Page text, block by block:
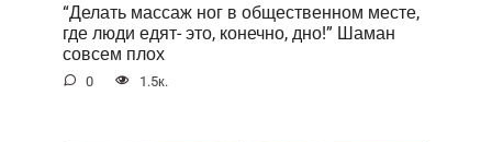
“Делать массаж ног в общественном месте,
где люди едят- это, конечно, дно!” Шаман
совсем плох
0 1.5к.